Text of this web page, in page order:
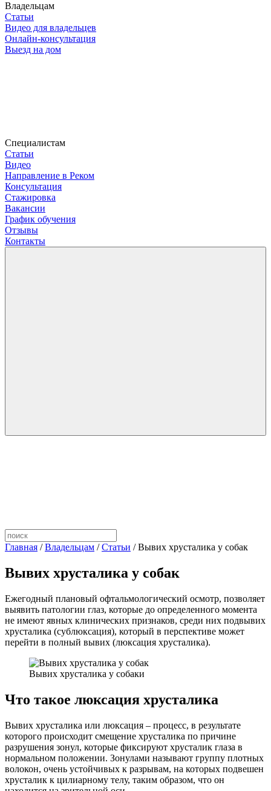
Владельцам
Статьи
Видео для владельцев
Онлайн-консультация
Выезд на дом
Специалистам
Статьи
Видео
Направление в Реком
Консультация
Стажировка
Вакансии
График обучения
Отзывы
Контакты
Главная / Владельцам / Статьи / Вывих хрусталика у собак
Вывих хрусталика у собак
Ежегодный плановый офтальмологический осмотр, позволяет
выявить патологии глаз, которые до определенного момента
не имеют явных клинических признаков, среди них подвывих
хрусталика (сублюксация), который в перспективе может
перейти в полный вывих (люксация хрусталика).
Вывих хрусталика у собаки
Что такое люксация хрусталика
Вывих хрусталика или люксация – процесс, в результате
которого происходит смещение хрусталика по причине
разрушения зонул, которые фиксируют хрусталик глаза в
нормальном положении. Зонулами называют группу плотных
волокон, очень устойчивых к разрывам, на которых подвешен
хрусталик к цилиарному телу, таким образом, что он